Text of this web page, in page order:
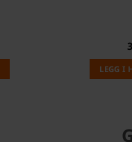
LEGG I